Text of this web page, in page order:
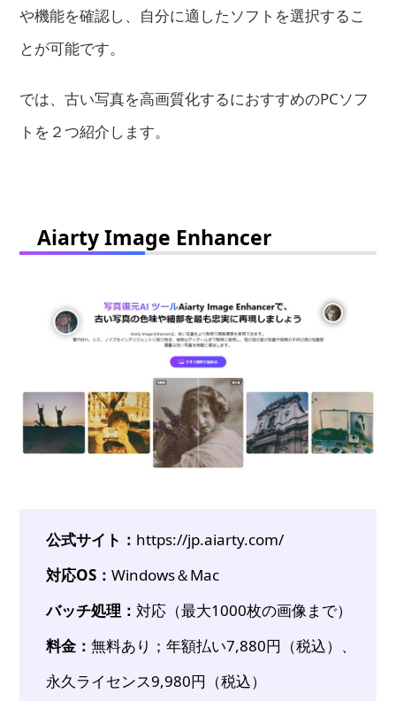
や機能を確認し、自分に適したソフトを選択するこ
とが可能です。
では、古い写真を高画質化するにおすすめのPCソフ
トを２つ紹介します。
Aiarty Image Enhancer
公式サイト： https://jp.aiarty.com/
対応OS：Windows＆Mac
バッチ処理：対応（最大1000枚の画像まで）
料金：無料あり；年額払い7,880円（税込）、
永久ライセンス9,980円（税込）